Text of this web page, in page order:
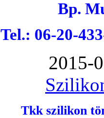
Bp.
Tel.: 06-20-
2015-
Tkk szilikon